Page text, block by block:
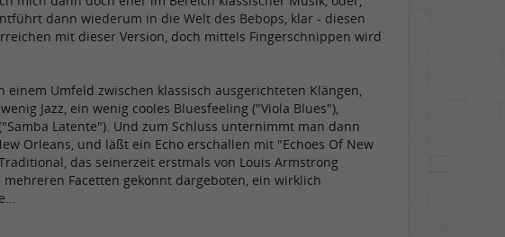
dann wiederum in die Welt des Bebops, klar - diesen
mit dieser Version, doch mittels Fingerschnippen wird
Umfeld zwischen klassisch ausgerichteten Klängen,
Jazz, ein wenig cooles Bluesfeeling ("Viola Blues"),
Latente"). Und zum Schluss unternimmt man dann
Orleans, und läßt ein Echo erschallen mit "Echoes Of New
das seinerzeit erstmals von Louis Armstrong
Facetten gekonnt dargeboten, ein wirklich